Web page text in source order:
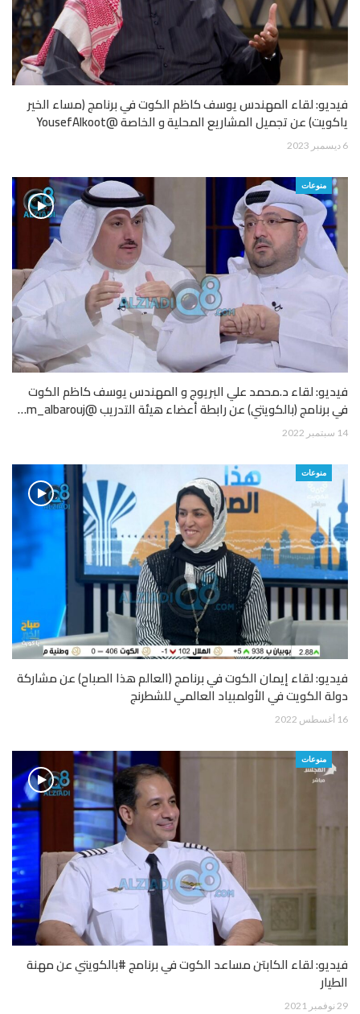
فيديو: لقاء المهندس يوسف كاظم الكوت في برنامج (مساء الخير
ياكويت) عن تجميل المشاريع المحلية و الخاصة @YousefAlkoot
6 ديسمبر 2023
منوعات
فيديو: لقاء د.محمد علي البريوج و المهندس يوسف كاظم الكوت
في برنامج (بالكويتي) عن رابطة أعضاء هيئة التدريب @m_albarouj…
14 سبتمبر 2022
منوعات
فيديو: لقاء إيمان الكوت في برنامج (العالم هذا الصباح) عن مشاركة
دولة الكويت في الأولمبياد العالمي للشطرنج
16 أغسطس 2022
منوعات
فيديو: لقاء الكابتن مساعد الكوت في برنامج #بالكويتي عن مهنة
الطيار
29 نوفمبر 2021